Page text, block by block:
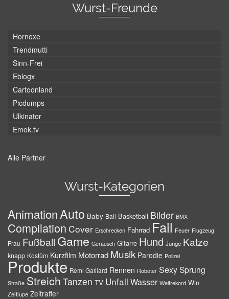
Wurst-Freunde
Hornoxe
Trendmutti
Sinn-Frei
Eblogx
Cartoonland
Picdumps
Ulkinator
Emok.tv
Alle Partner
Wurst-Kategorien
AnimationAuto Baby Ball Basketball Bilder BMX
Compilation Cover Erschrecken Fahrrad Fail Feuer Flugzeug
Frau Fußball Game Geräusch Gitarre Hund Junge Katze
knapp Kostüm Kurzfilm Motorrad Musik Parodie Polizei
Produkte Remi Gaillard Rennen Roboter SexySprung
Straße Streich Tanzen TV Unfall Wasser Weltrekord Win
Zeitlupe Zeitraffer